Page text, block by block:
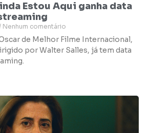
Estou Aqui ganha data
Nenhum comentário
de Melhor Filme Internacional,
por Walter Salles, já tem data